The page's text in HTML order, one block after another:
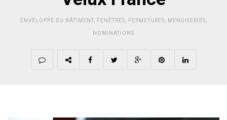
ENVELOPPE DU BÂTIMENT, FENÊTRES FERMETURES MENUISERIES
NOMINATIONS